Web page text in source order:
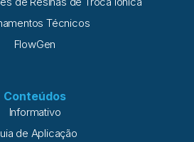
Técnicos
FlowGen
Conteúdos
Informativo
de Aplicação